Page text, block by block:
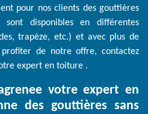
pour nos clients des gouttières
sont disponibles en différentes
trapèze, etc.) et avec plus de
de notre offre, contactez
expert en toiture .
votre expert en
des gouttières sans